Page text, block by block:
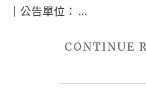
｜公告單位： …
CONTINUE